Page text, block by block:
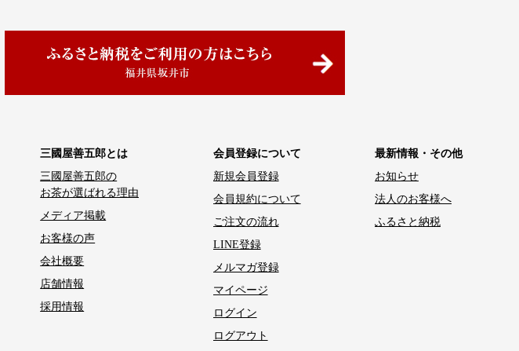
三國屋善五郎とは
三國屋善五郎の
お茶が選ばれる理由
メディア掲載
お客様の声
会社概要
店舗情報
採用情報
会員登録について
新規会員登録
会員規約について
ご注文の流れ
LINE登録
メルマガ登録
マイページ
ログイン
ログアウト
最新情報・その他
お知らせ
法人のお客様へ
ふるさと納税